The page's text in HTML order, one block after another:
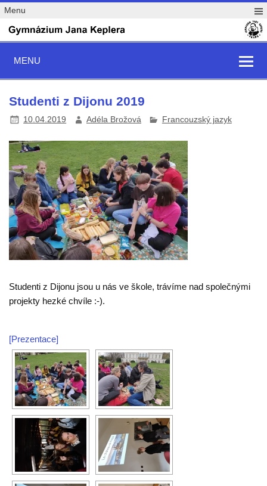
Menu
MENU
Studenti z Dijonu 2019
10.04.2019 Adéla Brožová Francouzský jazyk
Studenti z Dijonu jsou u nás ve škole, trávíme nad společnými
projekty hezké chvíle :-).
[Prezentace]